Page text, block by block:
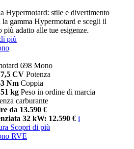
Hypermotard: stile e divertimento
la gamma Hypermotard e scegli il
più adatto alle tue esigenze.
più
698 Mono
CV Potenza
Nm Coppia
kg Peso in ordine di marcia
carburante
da 13.590 €
32 kW: 12.590 € i
Scopri di più
RVE